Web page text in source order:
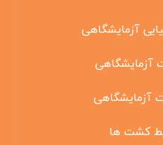
آزمایشگاهی
آزمایشگاهی
آزمایشگاهی
کشت ها